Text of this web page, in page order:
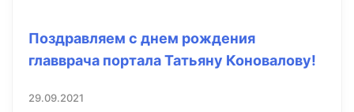
Поздравляем с днем рождения
главврача портала Татьяну Коновалову!
29.09.2021